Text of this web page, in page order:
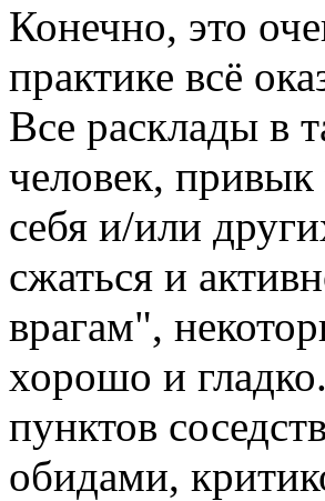
Конечно, это
практике всё
Все расклады в
человек,
себя и/или
сжаться и
врагам",
хорошо и
пунктов
обидами,